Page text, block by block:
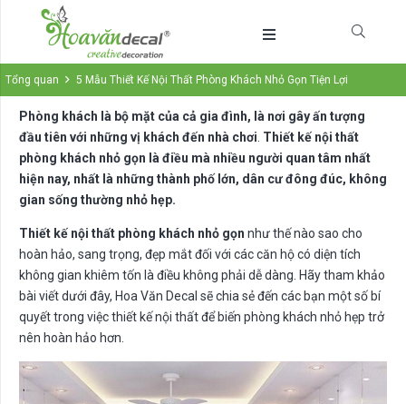
Tổng quan 5 Mẫu Thiết Kế Nội Thất Phòng Khách Nhỏ Gọn Tiện Lợi
Phòng khách là bộ mặt của cả gia đình, là nơi gây ấn tượng
đầu tiên với những vị khách đến nhà chơi Thiết kế nội thất
phòng khách nhỏ gọn là điều mà nhiều người quan tâm nhất
hiện nay, nhất là những thành phố lớn, dân cư đông đúc, không
gian sống thường nhỏ hẹp.
Thiết kế nội thất phòng khách nhỏ gọn như thế nào sao cho
hoàn hảo, sang trọng, đẹp mắt đối với các căn hộ có diện tích
không gian khiêm tốn là điều không phải dễ dàng. Hãy tham khảo
bài viết dưới đây, Hoa Văn Decal sẽ chia sẻ đến các bạn một số bí
quyết trong việc thiết kế nội thất để biến phòng khách nhỏ hẹp trở
nên hoàn hảo hơn.